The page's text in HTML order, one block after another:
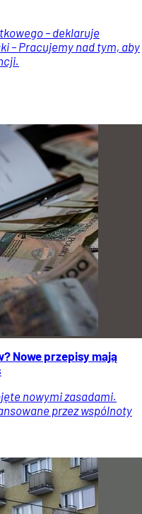
– deklaruje
– Pracujemy nad tym, aby
Nowe przepisy mają
nowymi zasadami.
przez wspólnoty